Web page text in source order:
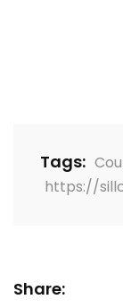
Tags:
https://
Share: